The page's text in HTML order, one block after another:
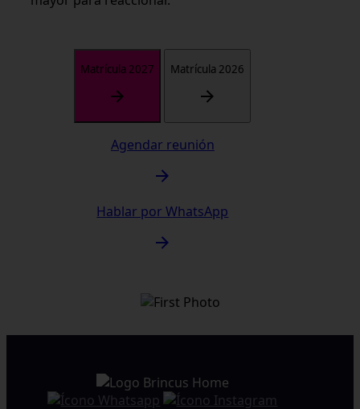
Matrícula 2027 Matrícula 2026
Agendar reunión
Hablar por WhatsApp